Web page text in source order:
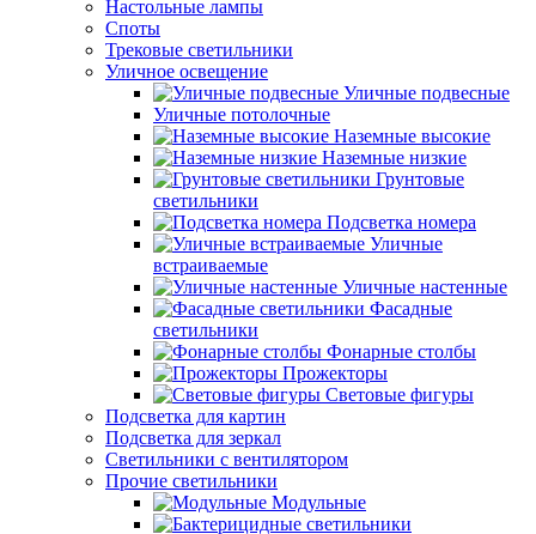
Настольные лампы
Споты
Трековые светильники
Уличное освещение
Уличные подвесные
Уличные потолочные
Наземные высокие
Наземные низкие
Грунтовые
светильники
Подсветка номера
Уличные
встраиваемые
Уличные настенные
Фасадные
светильники
Фонарные столбы
Прожекторы
Световые фигуры
Подсветка для картин
Подсветка для зеркал
Светильники с вентилятором
Прочие светильники
Модульные